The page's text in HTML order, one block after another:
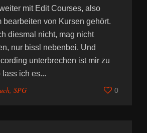
mit Edit Courses, also
bearbeiten von Kursen gehört.
diesmal nicht, mag nicht
nur bissl nebenbei. Und
unterbrechen ist mir zu
lass ich es...
, SPG 0